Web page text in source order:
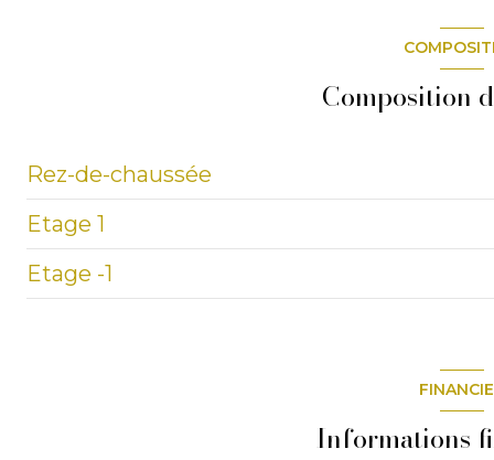
Composition
Rez-de-chaussée
entrée
chambre
Etage 1
bureau
Etage -1
Informations